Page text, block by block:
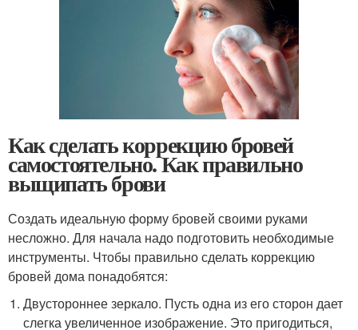
Как сделать коррекцию бровей
самостоятельно. Как правильно
выщипать брови
Создать идеальную форму бровей своими руками
несложно. Для начала надо подготовить необходимые
инструменты. Чтобы правильно сделать коррекцию
бровей дома понадобятся:
Двустороннее зеркало. Пусть одна из его сторон дает
слегка увеличенное изображение. Это пригодиться,